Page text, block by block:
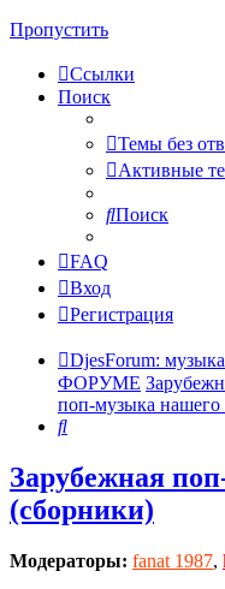
Пропустить
Ссылки
Поиск
Темы без
Активные
Поиск
FAQ
Вход
Регистрация
DjesForum:
ФОРУМЕ
поп-музыка нашего
Поиск
Зарубежная
(сборники)
Модераторы: fanat 1987,